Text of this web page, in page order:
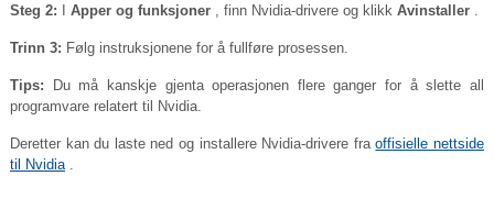
Steg 2: I Apper og funksjoner, finn Nvidia-drivere og klikk Avinstaller.
Trinn 3: Følg instruksjonene for å fullføre prosessen.
Tips: Du må kanskje gjenta operasjonen flere ganger for å slette all
programvare relatert til Nvidia.
Deretter kan du laste ned og installere Nvidia-drivere fraoffisielle nettside
til Nvidia.